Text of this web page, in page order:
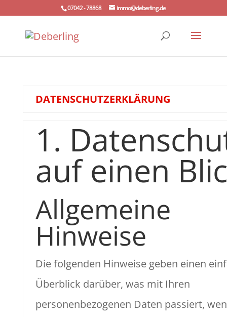
07042 - 78868 immo@deberling.de
DATENSCHUTZERKLÄRUNG
1.
auf einen
Allgemeine
Hinweise
Die folgenden Hinweise geben einen
Überblick darüber, was mit Ihren
personenbezogenen Daten passiert,